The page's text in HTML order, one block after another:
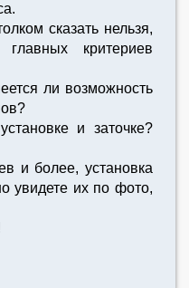
сказать нельзя,
критериев
ли возможность
и заточке?
и более, установка
увидете их по фото,